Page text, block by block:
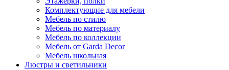
Комплектующие для мебели
Мебель по стилю
Мебель по материалу
Мебель по коллекции
Мебель от Garda Decor
Мебель школьная
Люстры и светильники